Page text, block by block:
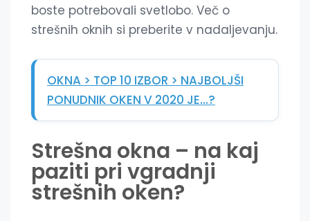
boste potrebovali svetlobo. Več o
strešnih oknih si preberite v nadaljevanju.
OKNA > TOP 10 IZBOR > NAJBOLJŠI
PONUDNIK OKEN V 2020 JE…?
Strešna okna – na kaj
paziti pri vgradnji
strešnih oken?